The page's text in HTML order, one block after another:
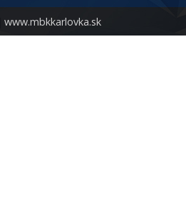
www.mbkkarlovka.sk